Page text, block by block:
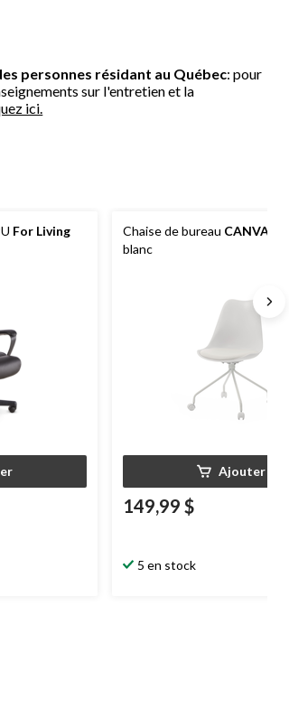
personnes résidant au Québec: pour
sur l'entretien et la
ici.
For Living Chaise de bureau CANVAS
blanc
Ajouter
149,99 $
5 en stock